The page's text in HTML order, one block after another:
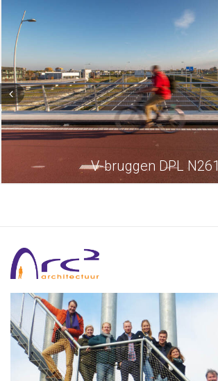
V-bruggen DPL N261